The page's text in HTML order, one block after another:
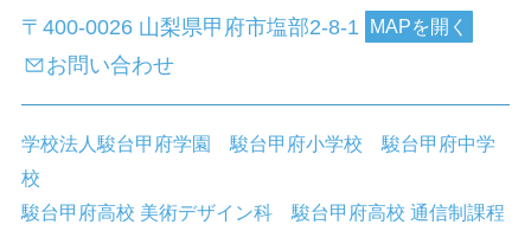
〒400-0026 山梨県甲府市塩部2-8-1 MAPを開く
お問い合わせ
学校法人駿台甲府学園 駿台甲府小学校
駿台甲府中学
校
駿台甲府高校 美術デザイン科
駿台甲府高校 通信制課程